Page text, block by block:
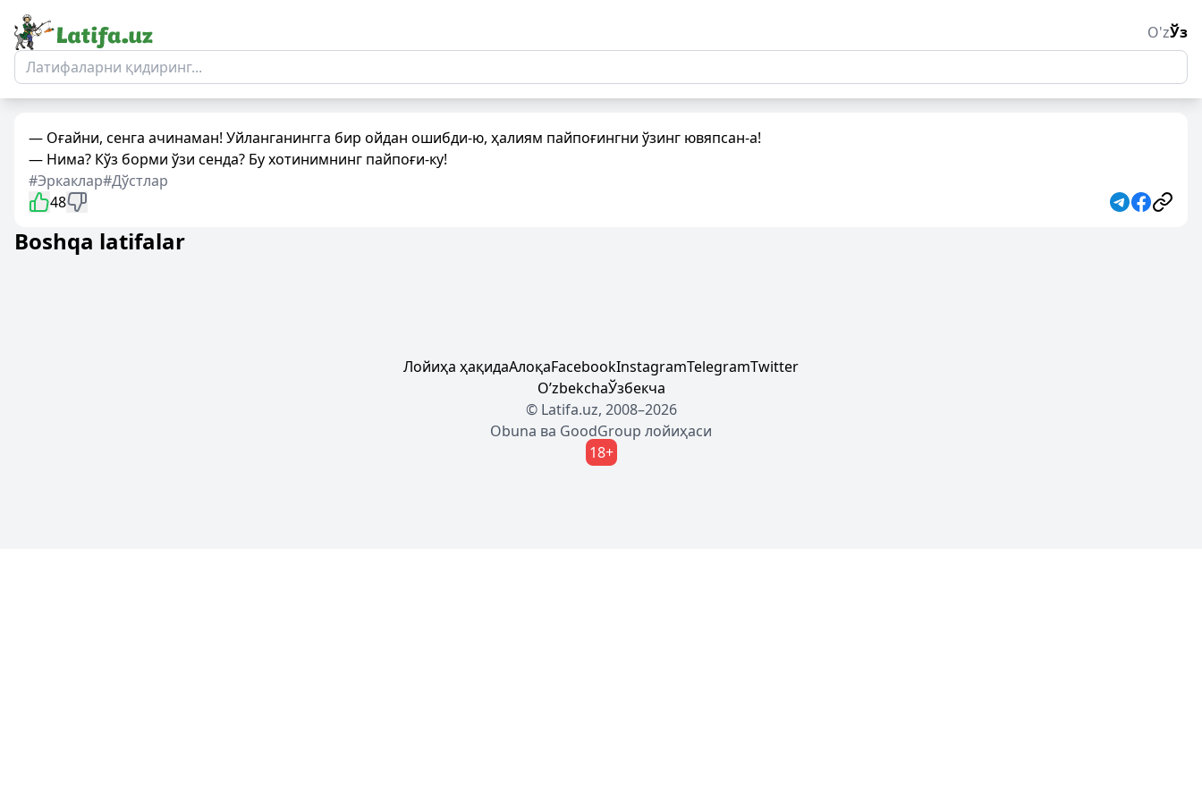
O'zЎз
— Оғайни, сенга ачинаман! Уйланганингга бир ойдан ошибди-ю, ҳалиям пайпоғингни ўзинг ювяпсан-а!
— Нима? Кўз борми ўзи сенда? Бу хотинимнинг пайпоғи-ку!
#Эркаклар#Дўстлар
48
Boshqa latifalar
Лойиҳа ҳақидаАлоқаFacebookInstagramTelegramTwitter
OʼzbekchaЎзбекча
© Latifa.uz, 2008–2026
Obuna ва GoodGroup лойиҳаси
18+